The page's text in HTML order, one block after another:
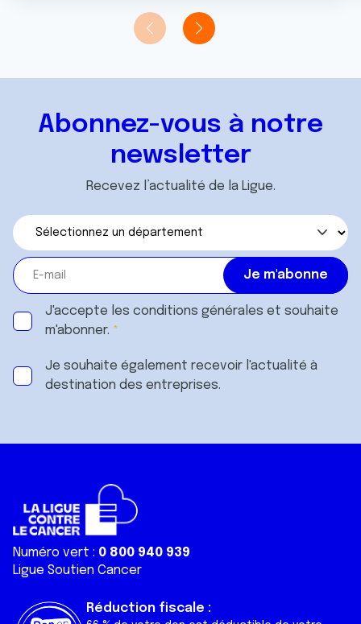
Abonnez-vous à notre
newsletter
Recevez l’actualité de la Ligue.
J'accepte les conditions générales et souhaite
m'abonner.
Je souhaite également recevoir l'actualité à
destination des entreprises.
Numéro vert : 0 800 940 939
Ligue Soutien Cancer
Réduction fiscale :